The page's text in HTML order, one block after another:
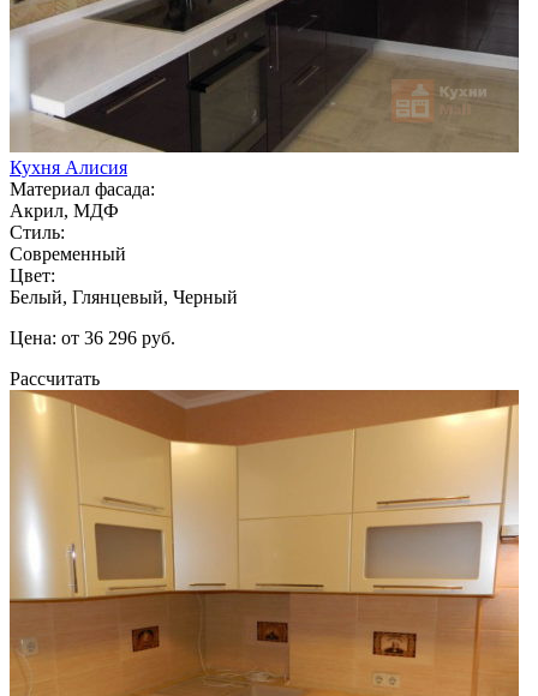
Кухня Алисия
Материал фасада:
Акрил, МДФ
Стиль:
Современный
Цвет:
Белый, Глянцевый, Черный
Цена: от 36 296 руб.
Рассчитать